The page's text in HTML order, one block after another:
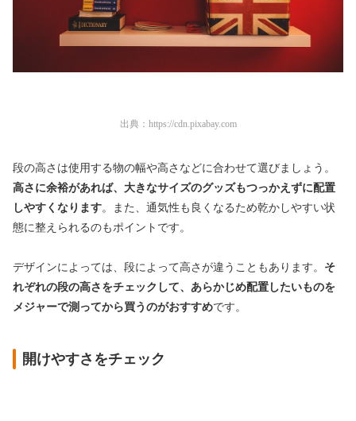
出典： https://cdn.pixabay.com
段の高さは使用する物の幅や高さなどに合わせて選びましょう。
高さに余裕があれば、大きなサイズのグッズもつっかえずに配置
しやすくなります。また、通気性も良くなるため乾かしやすい状
態に整えられるのもポイントです。
デザインによっては、段によって高さが違うこともあります。 そ
れぞれの段の高さをチェックして、あらかじめ配置したいものを
メジャーで測ってから買うのがおすすめです。
開けやすさをチェック